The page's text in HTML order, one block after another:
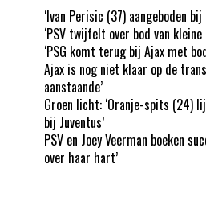
‘Ivan Perisic (37) aangeboden
‘PSV twijfelt over bod van
‘PSG komt terug bij Ajax met
Ajax is nog niet klaar op de
aanstaande’
Groen licht: ‘Oranje-spits (24)
bij Juventus’
PSV en Joey Veerman boeken
over haar hart’